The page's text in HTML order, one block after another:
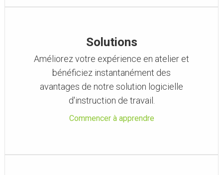
Solutions
Améliorez votre expérience en atelier et
bénéficiez instantanément des
avantages de notre solution logicielle
d'instruction de travail.
Commencer à apprendre